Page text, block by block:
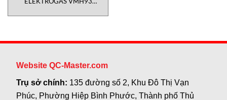
Website QC-Master.com
Trụ sở chính: 135 đường số 2, Khu Đô Thị Vạn
Phúc, Phường Hiệp Bình Phước, Thành phố Thủ